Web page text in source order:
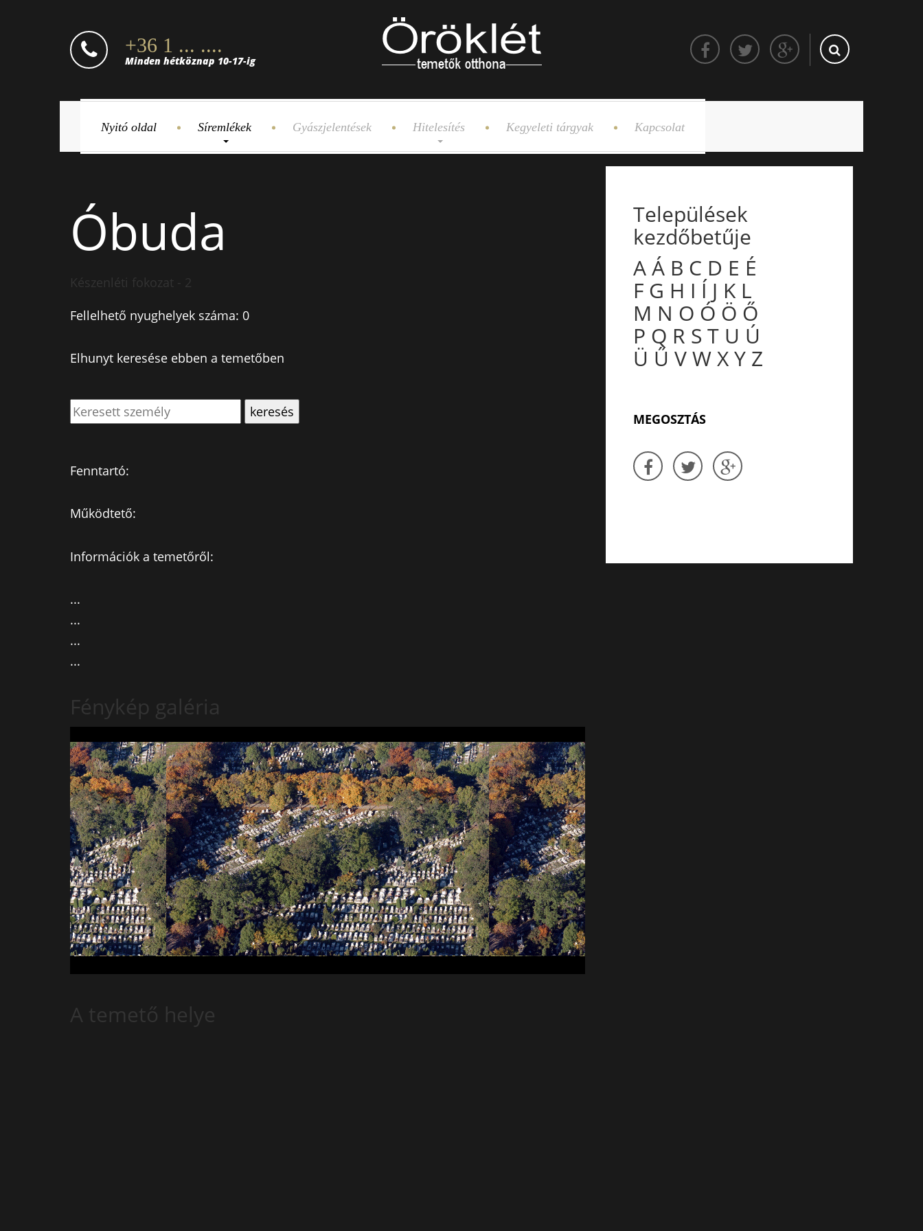
+36 1 ... ....
Minden hétköznap 10-17-ig
Nyitó oldal Síremlékek Gyászjelentések Hitelesítés Kegyeleti tárgyak Kapcsolat
Óbuda
Készenléti fokozat - 2
Fellelhető nyughelyek száma: 0
Elhunyt keresése ebben a temetőben
Fenntartó:
Működtető:
Információk a temetőről:
...
...
...
...
Fénykép galéria
A temető helye
Települések
kezdőbetűje
AÁ B C D E É
F G H I Í J K L
M N O Ó Ö Ő
P Q R S T U Ú
Ü Ű VWXY Z
MEGOSZTÁS